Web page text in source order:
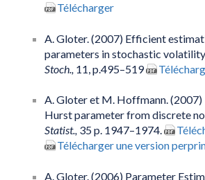
Télécharger
A. Gloter. (2007) Efficient
parameters in stochastic
Stoch., 11, p.495–519
A. Gloter et M. Hoffmann.
Hurst parameter from discrete
Statist., 35 p. 1947–1974.
Télécharger une version
A. Gloter. (2006) Parameter